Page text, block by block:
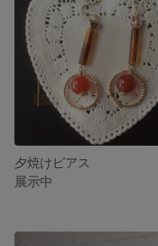
夕焼けピアス
展示中